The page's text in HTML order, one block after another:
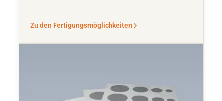
Zu den Fertigungsmöglichkeiten